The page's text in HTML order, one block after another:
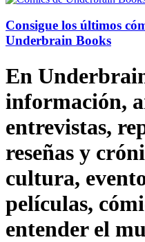
Consigue los últimos
Underbrain Books
En
información,
entrevistas,
reseñas y
cultura,
películas,
entender el